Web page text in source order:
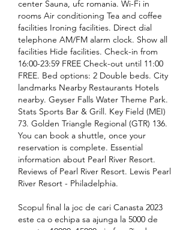
center Sauna, ufc romania. Wi-Fi in
rooms Air conditioning Tea and coffee
facilities Ironing facilities. Direct dial
telephone AM/FM alarm clock. Show all
facilities Hide facilities. Check-in from
16:00-23:59 FREE Check-out until 11:00
FREE. Bed options: 2 Double beds. City
landmarks Nearby Restaurants Hotels
nearby. Geyser Falls Water Theme Park.
Stats Sports Bar & Grill. Key Field (MEI)
73. Golden Triangle Regional (GTR) 136.
You can book a shuttle, once your
reservation is complete. Essential
information about Pearl River Resort.
Reviews of Pearl River Resort. Lewis Pearl
River Resort - Philadelphia.
Scopul final la joc de cari Canasta 2023
este ca o echipa sa ajunga la 5000 de